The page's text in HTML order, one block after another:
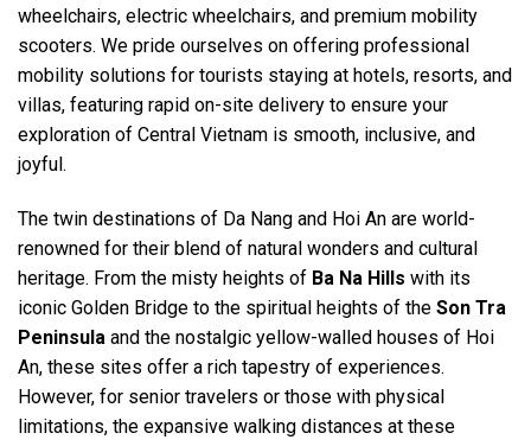
wheelchairs, electric wheelchairs, and premium mobility
scooters. We pride ourselves on offering professional
mobility solutions for tourists staying at hotels, resorts, and
villas, featuring rapid on-site delivery to ensure your
exploration of Central Vietnam is smooth, inclusive, and
joyful.
The twin destinations of Da Nang and Hoi An are world-
renowned for their blend of natural wonders and cultural
heritage. From the misty heights of Ba Na Hills with its
iconic Golden Bridge to the spiritual heights of the Son Tra
Peninsula and the nostalgic yellow-walled houses of Hoi
An, these sites offer a rich tapestry of experiences.
However, for senior travelers or those with physical
limitations, the expansive walking distances at these